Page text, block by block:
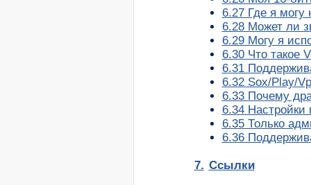
6.27 Где я могу
6.28 Может ли
6.29 Могу я
6.30 Что такое
6.31
6.32 Sox/Play/
6.33 Почему
6.34 Настройки
6.35 Только
6.36
7. Ссылки